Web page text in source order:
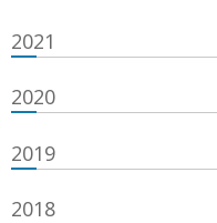
2021
2020
2019
2018